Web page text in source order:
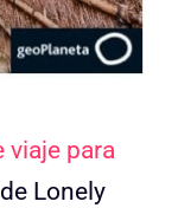
viaje para
Lonely